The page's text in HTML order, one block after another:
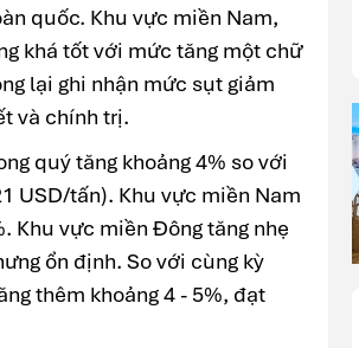
quốc. Khu vực miền Nam,
khá tốt với mức tăng một chữ
lại ghi nhận mức sụt giảm
và chính trị.
quý tăng khoảng 4% so với
USD/tấn). Khu vực miền Nam
Khu vực miền Đông tăng nhẹ
ổn định. So với cùng kỳ
thêm khoảng 4 - 5%, đạt